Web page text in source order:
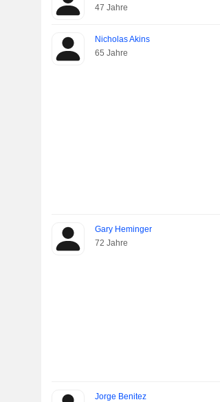
47 Jahre
Nicholas Akins
65 Jahre
Gary Heminger
72 Jahre
Jorge Benitez